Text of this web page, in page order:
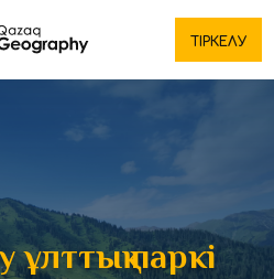
ТІРКЕЛУ
ұлттық паркі